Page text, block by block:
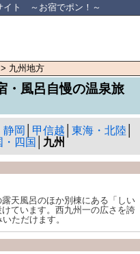
イト ～お宿でポン！～
> 九州地方
・風呂自慢の温泉旅
静岡 甲信越 東海・北陸
・四国 九州
天風呂のほか別棟にある「しい
ています。西九州一の広さを誇
ただけます。